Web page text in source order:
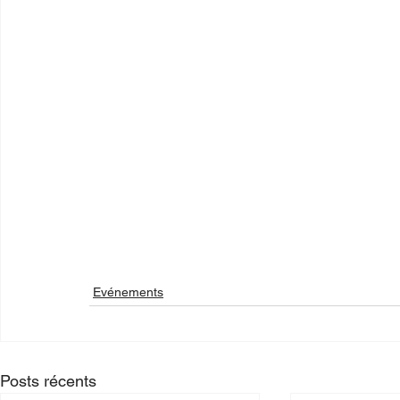
Evénements
Posts récents